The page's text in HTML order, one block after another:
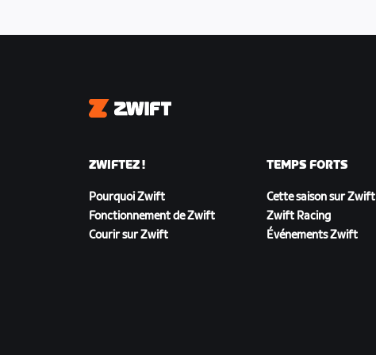
Zwift
ZWIFTEZ !
Pourquoi Zwift
Fonctionnement de Zwift
Courir sur Zwift
TEMPS FORTS
Cette saison sur Zwift
Zwift Racing
Événements Zwift